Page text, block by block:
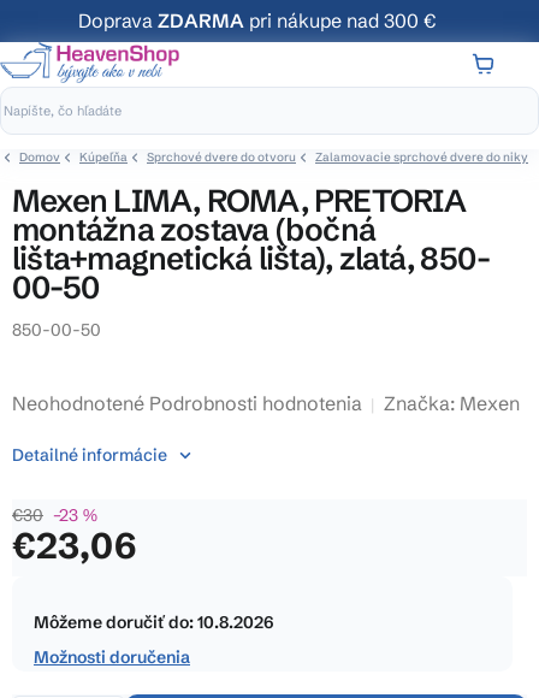
na
obsah
Doprava ZDARMA pri nákupe nad 300 €
Domov Kúpeľňa Sprchové dvere do otvoru Zalamovacie sprchové dvere do niky
Mexen LIMA, ROMA, PRETORIA
montážna zostava (bočná
lišta+magnetická lišta), zlatá, 850-
00-50
850-00-50
Priemerné
produktu
0,0
z
Neohodnotené Podrobnosti hodnotenia Značka: Mexen
€30 –23 %
€23,06
cena:
Môžeme doručiť do:10.8.2026
Možnosti doručenia
Detailné informácie